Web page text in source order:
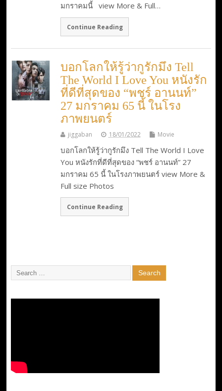
มกราคมนี้ view More & Full…
Continue Reading
บอกโลกให้รู้ว่ากูรักมึง Tell
The World I Love You หนังรัก
ที่ดีที่สุดของ “พชร์ อานนท์”
27 มกราคม 65 นี้ ในโรง
ภาพยนตร์
jiggaban 18/01/2022 Movie
บอกโลกให้รู้ว่ากูรักมึง Tell The World I Love
You หนังรักที่ดีที่สุดของ “พชร์ อานนท์” 27
มกราคม 65 นี้ ในโรงภาพยนตร์ view More &
Full size Photos
Continue Reading